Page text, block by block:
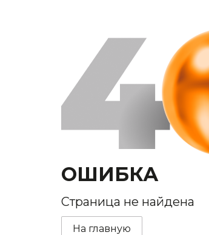
ОШИБКА
Страница не найдена
На главную